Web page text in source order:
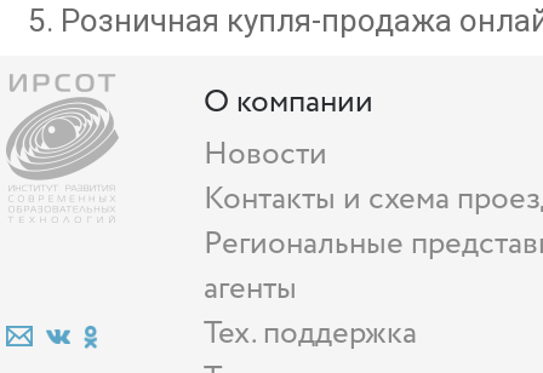
Розничная купля-продажа
О компании
Новости
Контакты и схема
Региональные
агенты
Тех. поддержка